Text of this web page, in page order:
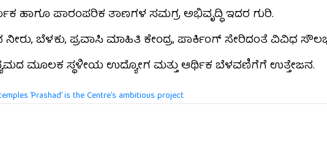
ಹಾಗೂ ಪಾರಂಪರಿಕ ತಾಣಗಳ ಸಮಗ್ರ ಅಭಿವೃದ್ಧಿ ಇದರ ಗುರಿ.
ನೀರು, ಬೆಳಕು, ಪ್ರವಾಸಿ ಮಾಹಿತಿ ಕೇಂದ್ರ, ಪಾರ್ಕಿಂಗ್ ಸೇರಿದಂತೆ ವಿವಿಧ
ಮೂಲಕ ಸ್ಥಳೀಯ ಉದ್ಯೋಗ ಮತ್ತು ಆರ್ಥಿಕ ಬೆಳವಣಿಗೆಗೆ ಉತ್ತೇಜನ.
‘Prashad’ is the Centre’s ambitious project